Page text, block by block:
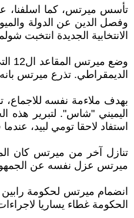
وفصل الدين عن الدولة
الانتخابية الجديدة انتخبت
الديمقراطي. تذرع ميرتس
بهدف ملاءمة نفسه للاجماع،
اليميني "شاس". لتبرير
استفاد لاحقا تومي لبيد،
ميرتس عزل نفسه عن الجمهور
الحكومة غطاء يساريا